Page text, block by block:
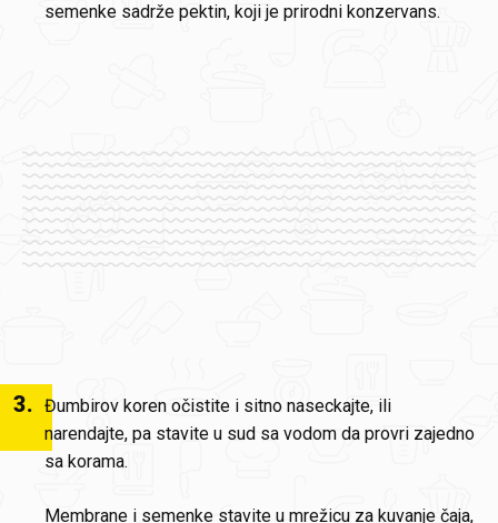
semenke sadrže pektin, koji je prirodni konzervans.
3. Đumbirov koren očistite i sitno naseckajte, ili
narendajte, pa stavite u sud sa vodom da provri zajedno
sa korama.
Membrane i semenke stavite u mrežicu za kuvanje čaja,